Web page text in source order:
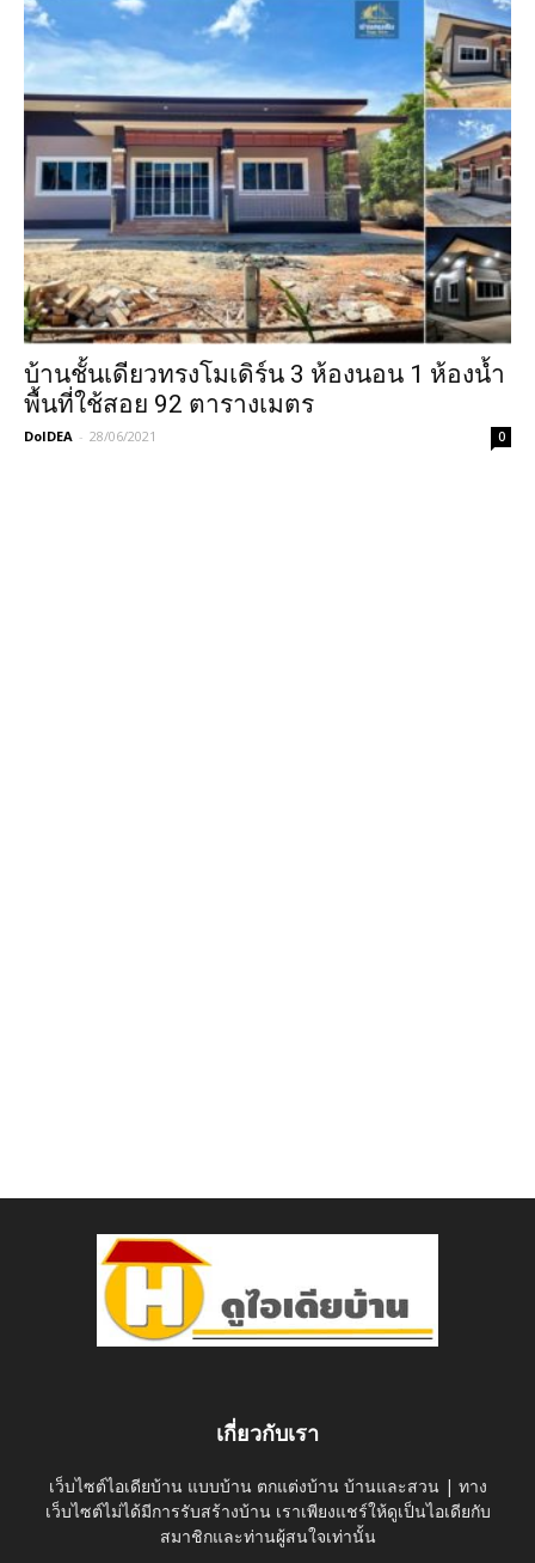
บ้านชั้นเดียวทรงโมเดิร์น 3 ห้องนอน 1 ห้องน้ำ
พื้นที่ใช้สอย 92 ตารางเมตร
DoIDEA - 28/06/2021 0
เกี่ยวกับเรา
เว็บไซต์ไอเดียบ้าน แบบบ้าน ตกแต่งบ้าน บ้านและสวน | ทาง
เว็บไซต์ไม่ได้มีการรับสร้างบ้าน เราเพียงแชร์ให้ดูเป็นไอเดียกับ
สมาชิกและท่านผู้สนใจเท่านั้น